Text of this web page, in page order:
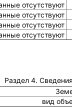
отсутствуют
отсутствуют
отсутствуют
отсутствуют
Раздел 4.
вид